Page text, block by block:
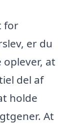
for
er du
oplever, at
del af
holde
At